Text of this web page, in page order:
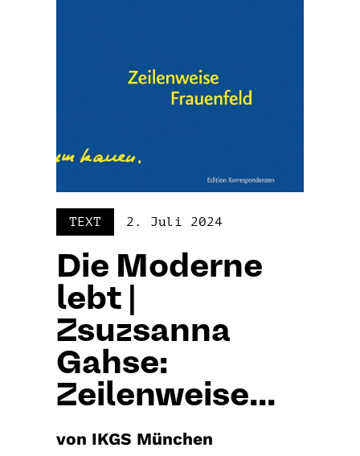
TEXT 2. Juli 2024
Die Moderne
lebt |
Zsuzsanna
Gahse:
Zeilenweise...
von IKGS München